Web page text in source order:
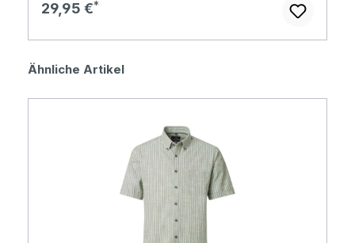
Regulärer Preis:
29,95 €
Produktgalerie überspringen
Ähnliche Artikel